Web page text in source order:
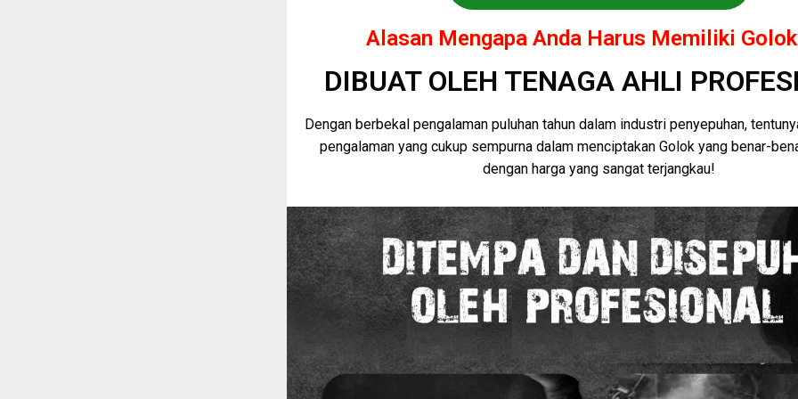
Alasan Mengapa Anda Harus Memiliki
DIBUAT OLEH TENAGA AHLI
Dengan berbekal pengalaman puluhan tahun dalam industri penyepuhan,
pengalaman yang cukup sempurna dalam menciptakan Golok yang benar-
dengan harga yang sangat terjangkau!